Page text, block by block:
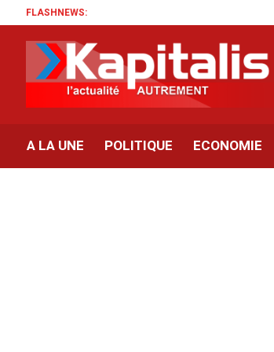
FLASHNEWS:
A LA UNE POLITIQUE ECONOMIE